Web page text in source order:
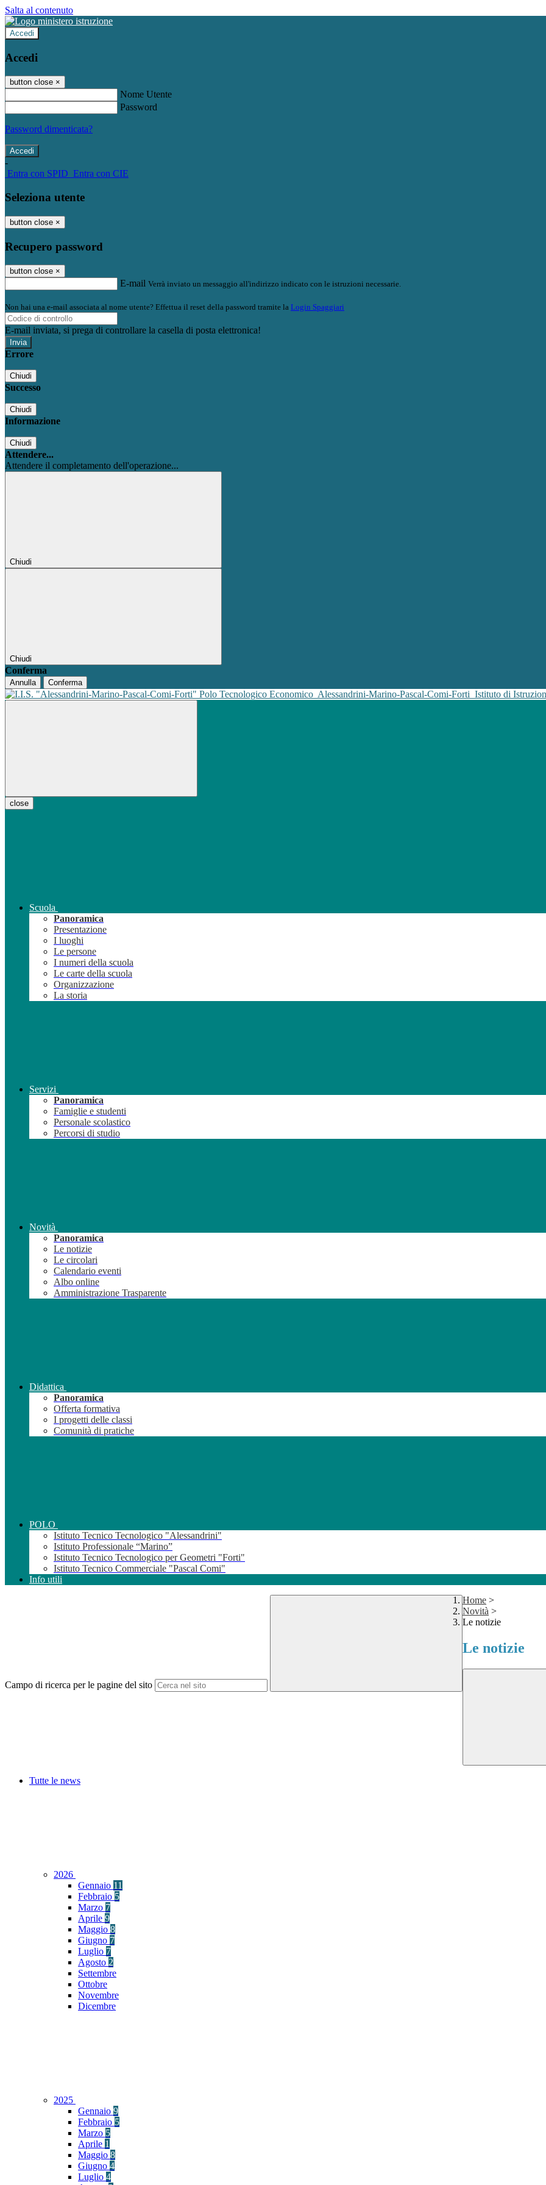
Salta al contenuto
Accedi
Accedi
button close ×
Nome Utente
Password
Password dimenticata?
-
Entra con SPID Entra con CIE
Seleziona utente
button close ×
Recupero password
button close ×
E-mail Verrà inviato un messaggio all'indirizzo indicato con le istruzioni necessarie.
Non hai una e-mail associata al nome utente? Effettua il reset della password tramite la Login Spaggiari
E-mail inviata, si prega di controllare la casella di posta elettronica!
Errore
Chiudi
Successo
Chiudi
Informazione
Chiudi
Attendere...
Attendere il completamento dell'operazione...
Chiudi
Chiudi
Conferma
Annulla Conferma
Polo Tecnologico Economico Alessandrini-Marino-Pascal-Comi-Forti Istituto di
close
Scuola
Panoramica
Presentazione
I luoghi
Le persone
I numeri della scuola
Le carte della scuola
Organizzazione
La storia
Servizi
Panoramica
Famiglie e studenti
Personale scolastico
Percorsi di studio
Novità
Panoramica
Le notizie
Le circolari
Calendario eventi
Albo online
Amministrazione Trasparente
Didattica
Panoramica
Offerta formativa
I progetti delle classi
Comunità di pratiche
POLO
Istituto Tecnico Tecnologico "Alessandrini"
Istituto Professionale “Marino”
Istituto Tecnico Tecnologico per Geometri "Forti"
Istituto Tecnico Commerciale "Pascal Comi"
Info utili
Campo di ricerca per le pagine del sito
Home >
Novità >
Le notizie
Le notizie
Tutte le news
2026
Gennaio 11
Febbraio 5
Marzo 7
Aprile 9
Maggio 8
Giugno 7
Luglio 7
Agosto 2
Settembre
Ottobre
Novembre
Dicembre
2025
Gennaio 9
Febbraio 5
Marzo 5
Aprile 1
Maggio 8
Giugno 4
Luglio 4